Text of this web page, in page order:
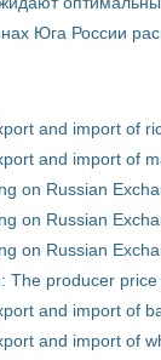
Юга России
and import of
and import of
on Russian
on Russian
on Russian
The producer
and import of
and import of